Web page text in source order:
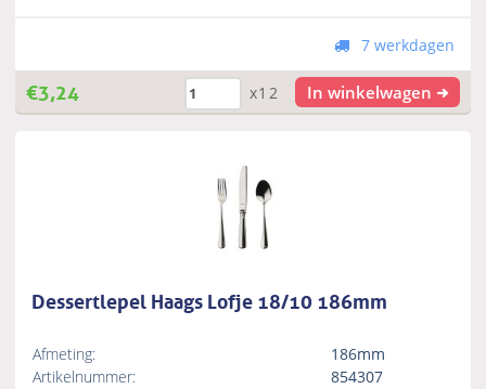
7 werkdagen
€3,24 x12 In winkelwagen
Dessertlepel Haags Lofje 18/10 186mm
Afmeting:
186mm
Artikelnummer:
854307